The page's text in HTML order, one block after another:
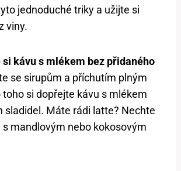
jednoduché triky a užijte si
viny.
si kávu s mlékem bez přidaného
se sirupům a příchutím plným
si dopřejte kávu s mlékem
sladidel. Máte rádi latte? Nechte
mandlovým nebo kokosovým